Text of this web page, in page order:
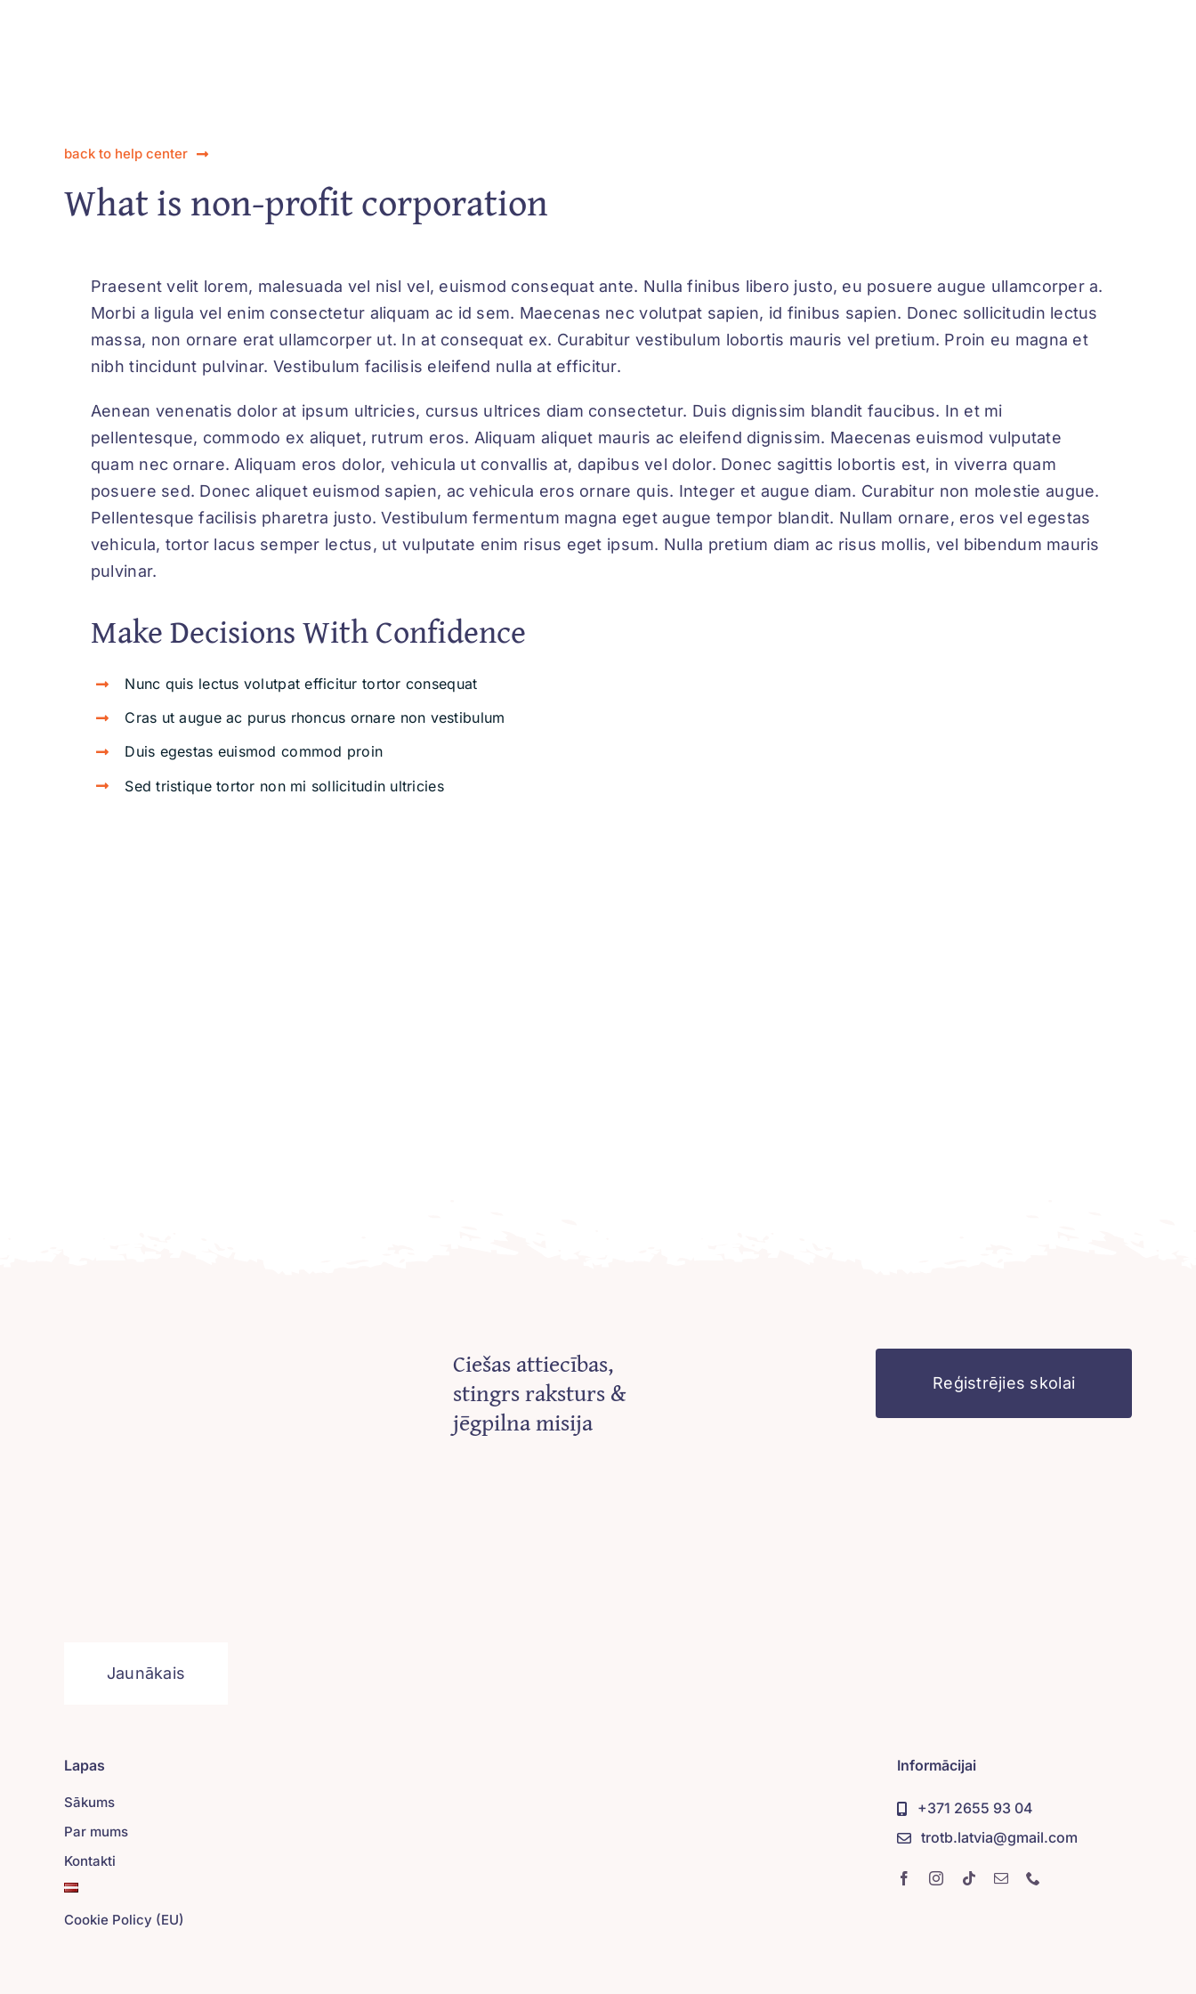
back to help center
What is non-profit corporation
Praesent velit lorem, malesuada vel nisl vel, euismod consequat ante. Nulla finibus libero justo, eu posuere augue ullamcorper a.
Morbi a ligula vel enim consectetur aliquam ac id sem. Maecenas nec volutpat sapien, id finibus sapien. Donec sollicitudin lectus
massa, non ornare erat ullamcorper ut. In at consequat ex. Curabitur vestibulum lobortis mauris vel pretium. Proin eu magna et
nibh tincidunt pulvinar. Vestibulum facilisis eleifend nulla at efficitur.
Aenean venenatis dolor at ipsum ultricies, cursus ultrices diam consectetur. Duis dignissim blandit faucibus. In et mi
pellentesque, commodo ex aliquet, rutrum eros. Aliquam aliquet mauris ac eleifend dignissim. Maecenas euismod vulputate
quam nec ornare. Aliquam eros dolor, vehicula ut convallis at, dapibus vel dolor. Donec sagittis lobortis est, in viverra quam
posuere sed. Donec aliquet euismod sapien, ac vehicula eros ornare quis. Integer et augue diam. Curabitur non molestie augue.
Pellentesque facilisis pharetra justo. Vestibulum fermentum magna eget augue tempor blandit. Nullam ornare, eros vel egestas
vehicula, tortor lacus semper lectus, ut vulputate enim risus eget ipsum. Nulla pretium diam ac risus mollis, vel bibendum mauris
pulvinar.
Make Decisions With Confidence
Nunc quis lectus volutpat efficitur tortor consequat
Cras ut augue ac purus rhoncus ornare non vestibulum
Duis egestas euismod commod proin
Sed tristique tortor non mi sollicitudin ultricies
Ciešas attiecības,
stingrs raksturs &
jēgpilna misija
Reģistrējies skolai
Jaunākais
Lapas
Sākums
Par mums
Kontakti
Cookie Policy (EU)
Informācijai
+371 2655 93 04
trotb.latvia@gmail.com